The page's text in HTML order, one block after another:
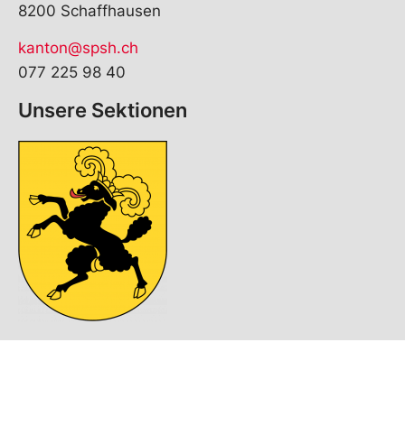
8200 Schaffhausen
kanton@spsh.ch
077 225 98 40
Unsere Sektionen